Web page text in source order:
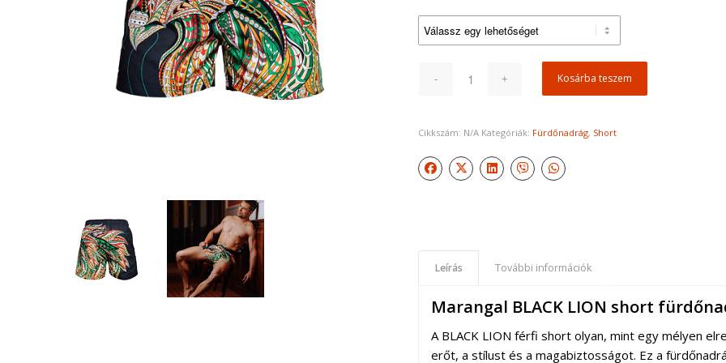
Kosárba teszem
Cikkszám: N/A Kategóriák: Fürdőnadrág, Short
Leírás További információk
Marangal BLACK LION short
A BLACK LION férfi short olyan, mint egy mélyen
erőt, a stílust és a magabiztosságot. Ez a